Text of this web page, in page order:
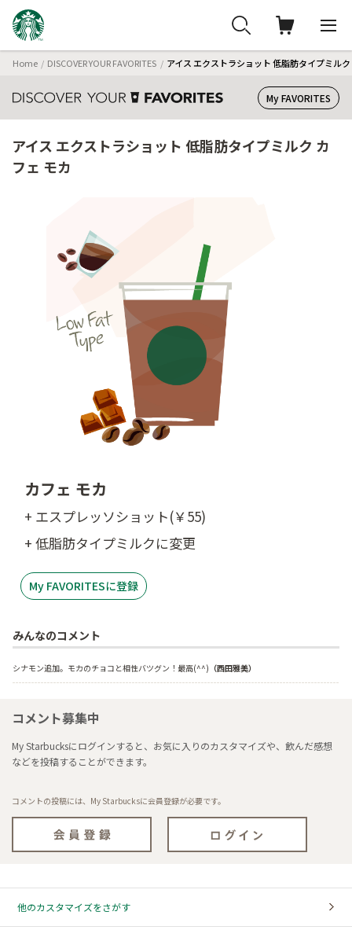
Home DISCOVER YOUR FAVORITES アイス エクストラショット 低脂肪タイプミル
My FAVORITES
アイス エクストラショット 低脂肪タイプミルク カ
フェ モカ
カフェ モカ
+ エスプレッソショット(￥55)
+ 低脂肪タイプミルクに変更
My FAVORITESに登録
みんなのコメント
シナモン追加。モカのチョコと相性バツグン！最高(^^) （西田雅美）
コメント募集中
My Starbucksにログインすると、お気に入りのカスタマイズや、飲んだ感想
などを投稿することができます。
コメントの投稿には、My Starbucksに会員登録が必要です。
他のカスタマイズをさがす